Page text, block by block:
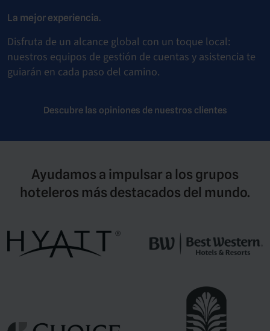
La mejor experiencia.
Disfruta de un alcance global con un toque local:
nuestros equipos de gestión de cuentas y asistencia te
guiarán en cada paso del camino.
Descubre las opiniones de nuestros clientes
Ayudamos a impulsar a los grupos
hoteleros más destacados del mundo.